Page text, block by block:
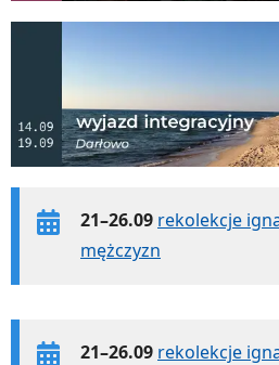
21–26.09 rekolekcje
mężczyzn
21–26.09 rekolekcje